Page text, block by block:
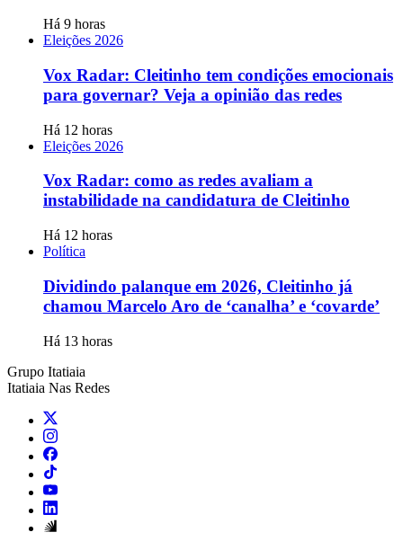
Há 9 horas
Eleições 2026
Vox Radar: Cleitinho tem condições emocionais
para governar? Veja a opinião das redes
Há 12 horas
Eleições 2026
Vox Radar: como as redes avaliam a
instabilidade na candidatura de Cleitinho
Há 12 horas
Política
Dividindo palanque em 2026, Cleitinho já
chamou Marcelo Aro de ‘canalha’ e ‘covarde’
Há 13 horas
Grupo Itatiaia
Itatiaia Nas Redes